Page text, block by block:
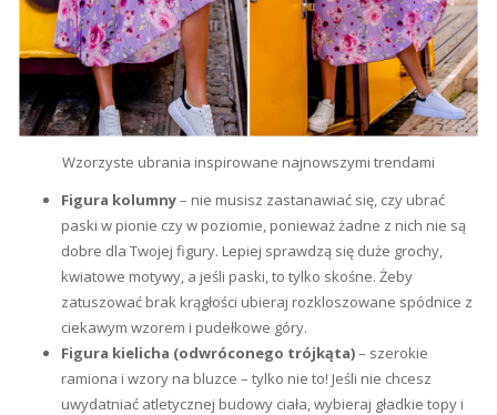
Wzorzyste ubrania inspirowane najnowszymi trendami
Figura kolumny– nie musisz zastanawiać się, czy ubrać
paski w pionie czy w poziomie, ponieważ żadne z nich nie są
dobre dla Twojej figury. Lepiej sprawdzą się duże grochy,
kwiatowe motywy, a jeśli paski, to tylko skośne. Żeby
zatuszować brak krągłości ubieraj rozkloszowane spódnice z
ciekawym wzorem i pudełkowe góry.
Figura kielicha (odwróconego trójkąta)– szerokie
ramiona i wzory na bluzce – tylko nie to! Jeśli nie chcesz
uwydatniać atletycznej budowy ciała, wybieraj gładkie topy i